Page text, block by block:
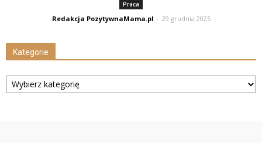
Praca
Redakcja PozytywnaMama.pl - 29 grudnia 2025
Kategorie
Kategorie